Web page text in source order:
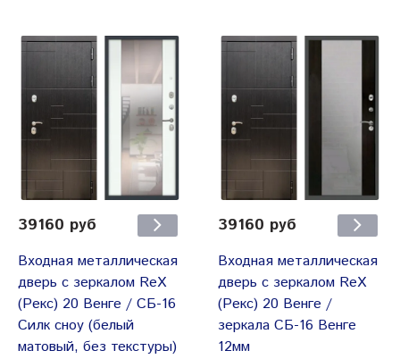
39160 руб
Входная металлическая
дверь с зеркалом ReX
(Рекс) 20 Венге / СБ-16
Силк сноу (белый
матовый, без текстуры)
39160 руб
Входная металлическая
дверь с зеркалом ReX
(Рекс) 20 Венге /
зеркала СБ-16 Венге
12мм